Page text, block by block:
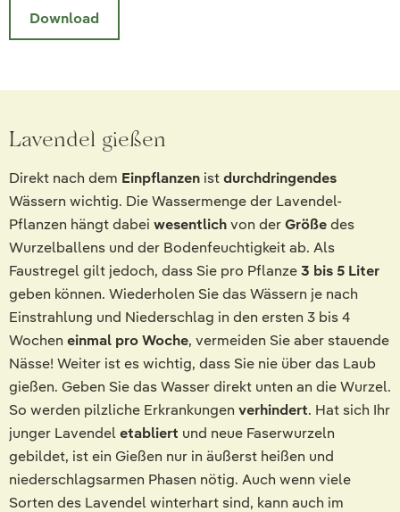
Download
Lavendel gießen
Direkt nach dem Einpflanzen istdurchdringendes
Wässern wichtig. Die Wassermenge der Lavendel-
Pflanzen hängt dabei wesentlichvon derGrößedes
Wurzelballens und der Bodenfeuchtigkeit ab. Als
Faustregel gilt jedoch, dass Sie pro Pflanze3 bis 5 Liter
geben können. Wiederholen Sie das Wässern je nach
Einstrahlung und Niederschlag in den ersten 3 bis 4
Wochen einmal pro Woche, vermeiden Sie aber stauende
Nässe! Weiter ist es wichtig, dass Sie nie über das Laub
gießen. Geben Sie das Wasser direkt unten an die Wurzel.
So werden pilzliche Erkrankungen verhindert. Hat sich Ihr
junger Lavendeletabliert und neue Faserwurzeln
gebildet, ist ein Gießen nur in äußerst heißen und
niederschlagsarmen Phasen nötig. Auch wenn viele
Sorten des Lavendel winterhart sind, kann auch im